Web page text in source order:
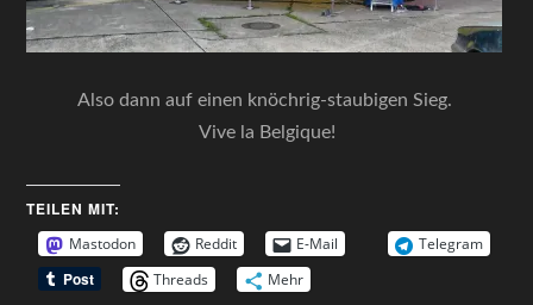
Also dann auf einen knöchrig-staubigen Sieg.
Vive la Belgique!
TEILEN MIT:
Mastodon Reddit E-Mail
Telegram
Threads
Mehr